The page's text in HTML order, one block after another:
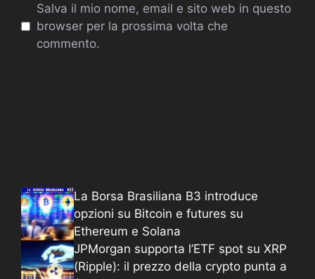
Salva il mio nome, email e sito web in questo
browser per la prossima volta che
commento.
La Borsa Brasiliana B3 introduce
opzioni su Bitcoin e futures su
Ethereum e Solana
JPMorgan supporta l’ETF spot su XRP
(Ripple): il prezzo della crypto punta a